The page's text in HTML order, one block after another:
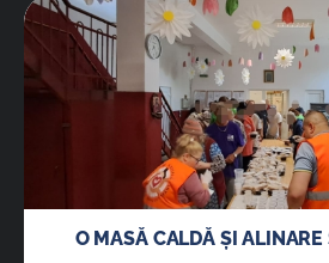
O MASĂ CALDĂ ȘI ALINARE